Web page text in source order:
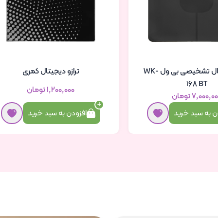
ترازو دیجیتال تشخیصی بی ول WK-
168 BT
تومان
به سبد خرید
ترازو دیجیتال کمری
۱٬۲۰۰٬۰۰۰ تومان
افزودن به سبد خرید